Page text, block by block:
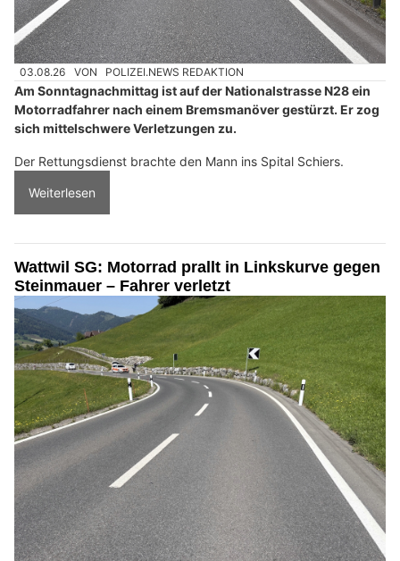
03.08.26 VON POLIZEI.NEWS REDAKTION
Am Sonntagnachmittag ist auf der Nationalstrasse N28 ein
Motorradfahrer nach einem Bremsmanöver gestürzt. Er zog
sich mittelschwere Verletzungen zu.
Der Rettungsdienst brachte den Mann ins Spital Schiers.
Weiterlesen
Wattwil SG: Motorrad prallt in Linkskurve gegen
Steinmauer – Fahrer verletzt